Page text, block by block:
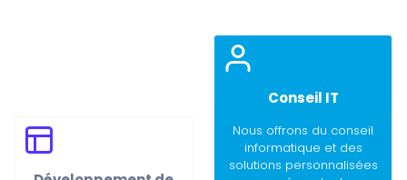
Conseil IT
Nous offrons du conseil
informatique et des
solutions personnalisées